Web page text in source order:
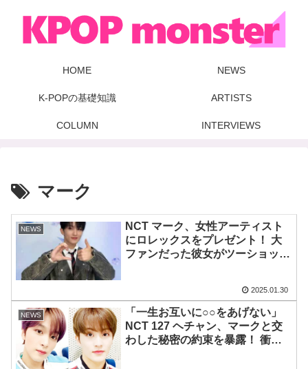
HOME NEWS
K-POPの基礎知識 ARTISTS
COLUMN INTERVIEWS
マーク
NEWS
NCT マーク、女性アーティスト
にロレックスをプレゼント！ 大
ファンだった彼女がツーショット
2025.01.30
NEWS
「一生お互いに○○をあげない」
NCT 127 ヘチャン、マークと交
わした秘密の約束を暴露！ 衝撃